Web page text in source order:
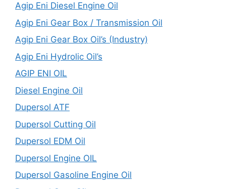
Agip Eni Diesel Engine Oil
Agip Eni Gear Box / Transmission Oil
Agip Eni Gear Box Oil’s (Industry)
Agip Eni Hydrolic Oil’s
AGIP ENI OIL
Diesel Engine Oil
Dupersol ATF
Dupersol Cutting Oil
Dupersol EDM Oil
Dupersol Engine OIL
Dupersol Gasoline Engine Oil